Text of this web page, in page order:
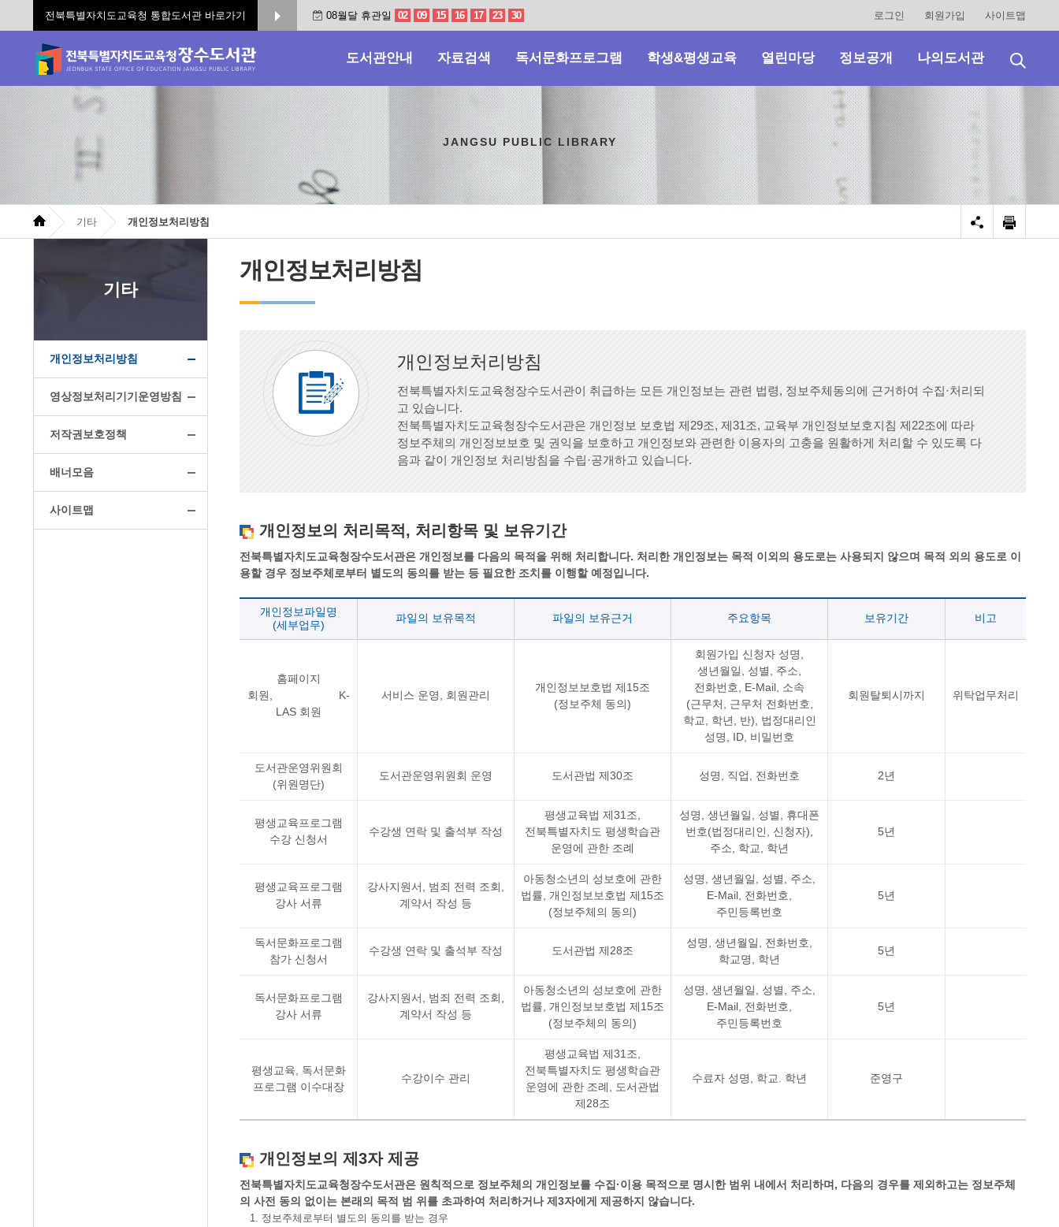
전북특별자치도교육청 통합도서관 바로가기 08월달 휴관일 02 09 15 16 17 23 30 로그인 회원가입 사이트맵
도서관안내 자료검색 독서문화프로그램 학생&평생교육 열린마당 정보공개 나의도서관
JANGSU PUBLIC LIBRARY
기타 개인정보처리방침
기타
개인정보처리방침
영상정보처리기기운영방침
저작권보호정책
배너모음
사이트맵
개인정보처리방침
개인정보처리방침
전북특별자치도교육청장수도서관이 취급하는 모든 개인정보는 관련 법령, 정보주체동의에 근거하여 수집·처리되
고 있습니다.
전북특별자치도교육청장수도서관은 개인정보 보호법 제29조, 제31조, 교육부 개인정보보호지침 제22조에 따라
정보주체의 개인정보보호 및 권익을 보호하고 개인정보와 관련한 이용자의 고충을 원활하게 처리할 수 있도록 다
음과 같이 개인정보 처리방침을 수립·공개하고 있습니다.
개인정보의 처리목적, 처리항목 및 보유기간
전북특별자치도교육청장수도서관은 개인정보를 다음의 목적을 위해 처리합니다. 처리한 개인정보는 목적 이외의 용도로는 사용되지 않으며 목적 외의 용도로 이
용할 경우 정보주체로부터 별도의 동의를 받는 등 필요한 조치를 이행할 예정입니다.
개인정보파일명
(세부업무)
파일의 보유목적 파일의 보유근거 주요항목 보유기간 비고
홈페이지
회원, K-
LAS 회원
서비스 운영, 회원관리
개인정보보호법 제15조
(정보주체 동의)
회원가입 신청자 성명,
생년월일, 성별, 주소,
전화번호, E-Mail, 소속
(근무처, 근무처 전화번호,
학교, 학년, 반), 법정대리인
성명, ID, 비밀번호
회원탈퇴시까지 위탁업무처리
도서관운영위원회
(위원명단)
도서관운영위원회 운영 도서관법 제30조 성명, 직업, 전화번호 2년
평생교육프로그램
수강 신청서
수강생 연락 및 출석부 작성
평생교육법 제31조,
전북특별자치도 평생학습관
운영에 관한 조례
성명, 생년월일, 성별, 휴대폰
번호(법정대리인, 신청자),
주소, 학교, 학년
5년
평생교육프로그램
강사 서류
강사지원서, 범죄 전력 조회,
계약서 작성 등
아동청소년의 성보호에 관한
법률, 개인정보보호법 제15조
(정보주체의 동의)
성명, 생년월일, 성별, 주소,
E-Mail, 전화번호,
주민등록번호
5년
독서문화프로그램
참가 신청서
수강생 연락 및 출석부 작성 도서관법 제28조
성명, 생년월일, 전화번호,
학교명, 학년
5년
독서문화프로그램
강사 서류
강사지원서, 범죄 전력 조회,
계약서 작성 등
아동청소년의 성보호에 관한
법률, 개인정보보호법 제15조
(정보주체의 동의)
성명, 생년월일, 성별, 주소,
E-Mail, 전화번호,
주민등록번호
5년
평생교육, 독서문화
프로그램 이수대장
수강이수 관리
평생교육법 제31조,
전북특별자치도 평생학습관
운영에 관한 조례, 도서관법
제28조
수료자 성명, 학교. 학년 준영구
개인정보의 제3자 제공
전북특별자치도교육청장수도서관은 원칙적으로 정보주체의 개인정보를 수집·이용 목적으로 명시한 범위 내에서 처리하며, 다음의 경우를 제외하고는 정보주체
의 사전 동의 없이는 본래의 목적 범 위를 초과하여 처리하거나 제3자에게 제공하지 않습니다.
1. 정보주체로부터 별도의 동의를 받는 경우